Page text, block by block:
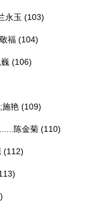
永玉 (103)
福 (104)
(106)
施艳 (109)
陈金菊 (110)
(112)